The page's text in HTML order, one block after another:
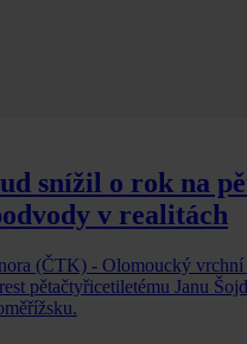
snížil o rok na
v realitách
(ČTK) - Olomoucký vrchní
pětačtyřicetiletému Janu